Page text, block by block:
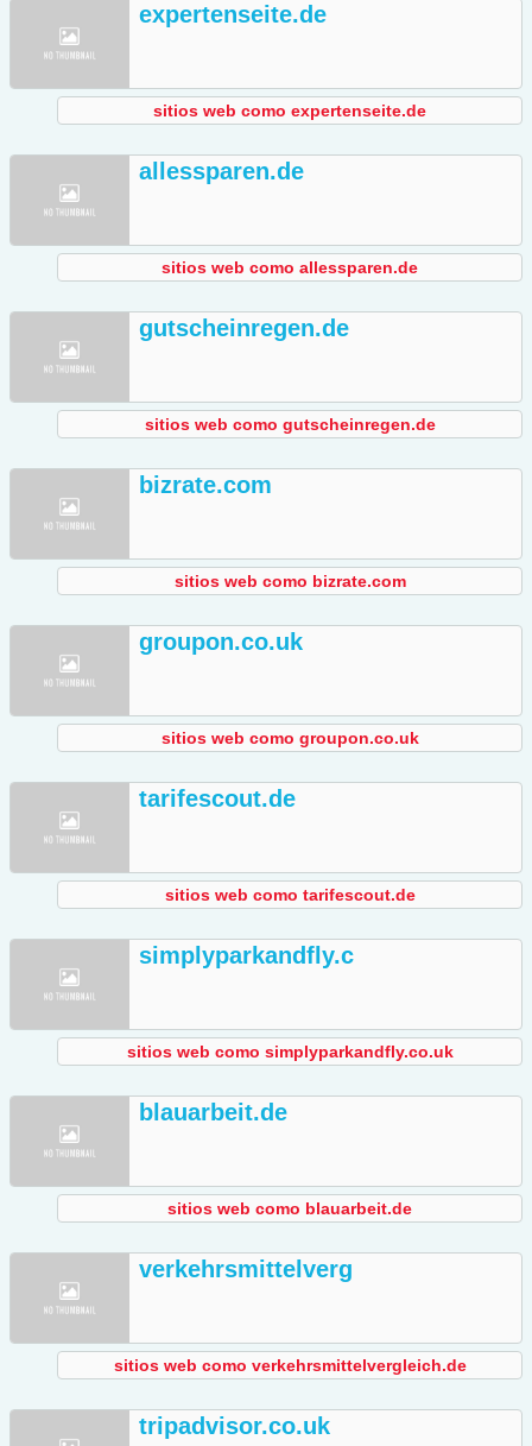
expertenseite.de
sitios web como expertenseite.de
allessparen.de
sitios web como allessparen.de
gutscheinregen.de
sitios web como gutscheinregen.de
bizrate.com
sitios web como bizrate.com
groupon.co.uk
sitios web como groupon.co.uk
tarifescout.de
sitios web como tarifescout.de
simplyparkandfly.c
sitios web como simplyparkandfly.co.uk
blauarbeit.de
sitios web como blauarbeit.de
verkehrsmittelverg
sitios web como verkehrsmittelvergleich.de
tripadvisor.co.uk